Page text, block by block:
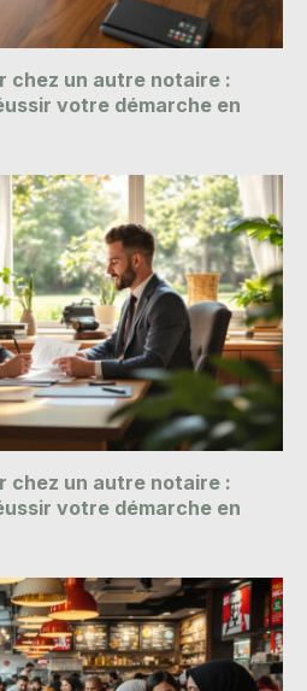
chez un autre notaire :
votre démarche en
chez un autre notaire :
votre démarche en